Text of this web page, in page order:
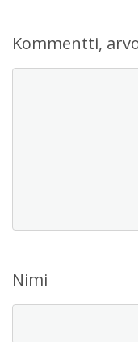
Kommentti,
Nimi